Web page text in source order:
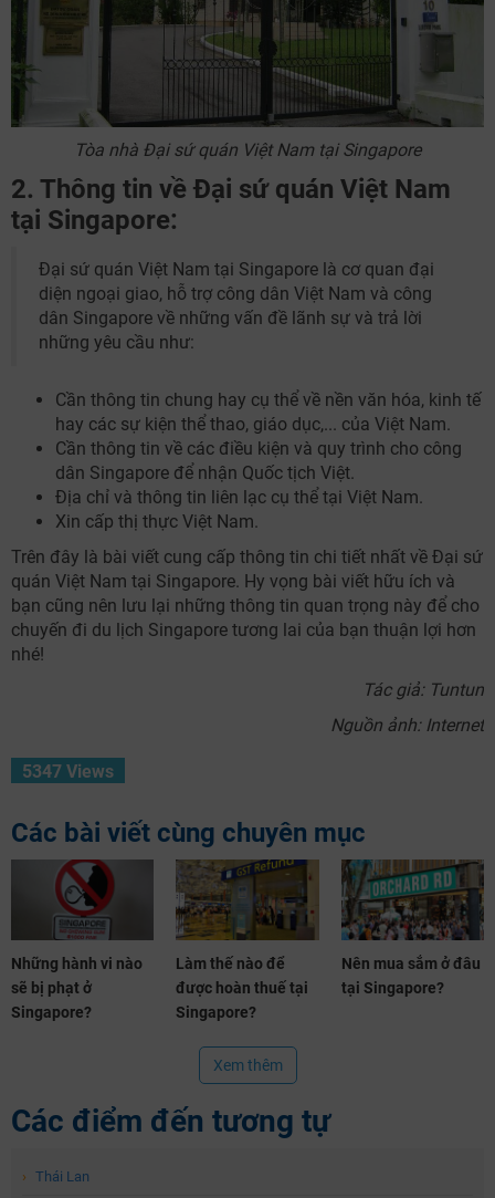
Tòa nhà Đại sứ quán Việt Nam tại Singapore
2. Thông tin về Đại sứ quán Việt Nam
tại Singapore:
Đại sứ quán Việt Nam tại Singapore là cơ quan đại
diện ngoại giao, hỗ trợ công dân Việt Nam và công
dân Singapore về những vấn đề lãnh sự và trả lời
những yêu cầu như:
Cần thông tin chung hay cụ thể về nền văn hóa, kinh tế
hay các sự kiện thể thao, giáo dục,... của Việt Nam.
Cần thông tin về các điều kiện và quy trình cho công
dân Singapore để nhận Quốc tịch Việt.
Địa chỉ và thông tin liên lạc cụ thể tại Việt Nam.
Xin cấp thị thực Việt Nam.
Trên đây là bài viết cung cấp thông tin chi tiết nhất về Đại sứ
quán Việt Nam tại Singapore. Hy vọng bài viết hữu ích và
bạn cũng nên lưu lại những thông tin quan trọng này để cho
chuyến đi du lịch Singapore tương lai của bạn thuận lợi hơn
nhé!
Tác giả: Tuntun
Nguồn ảnh: Internet
5347 Views
Các bài viết cùng chuyên mục
Những hành vi nào
sẽ bị phạt ở
Singapore?
Làm thế nào để
được hoàn thuế tại
Singapore?
Nên mua sắm ở đâu
tại Singapore?
Xem thêm
Các điểm đến tương tự
› Thái Lan